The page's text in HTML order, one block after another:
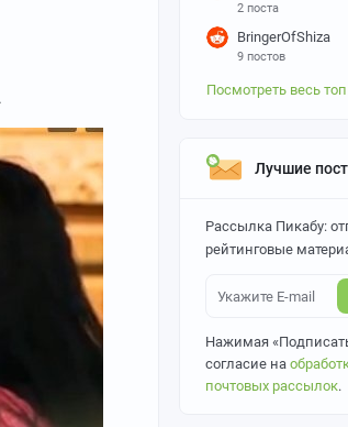
2 поста
BringerOfShiza
9 постов
Посмотреть весь топ
Лучшие
Рассылка Пикабу:
рейтинговые
Нажимая
согласие на
почтовых рассылок.